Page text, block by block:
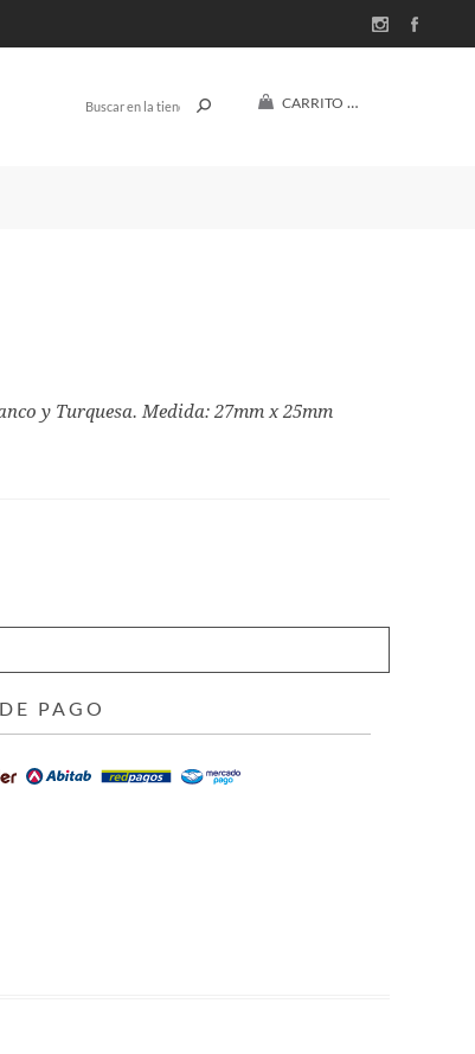
CARRITO (0)
y Turquesa. Medida: 27mm x 25mm
PAGO